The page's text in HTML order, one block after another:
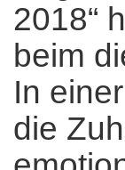
2018“
beim
In
die